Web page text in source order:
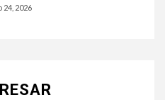
24, 2026